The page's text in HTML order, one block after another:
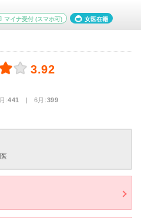
マイナ受付 (スマホ可) 女医在籍
3.92
:441 | 6月:399